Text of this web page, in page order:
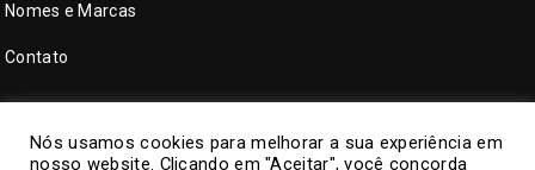
Nomes e Marcas
Contato
Nós usamos cookies para melhorar a sua experiência em
nosso website. Clicando em "Aceitar", você concorda